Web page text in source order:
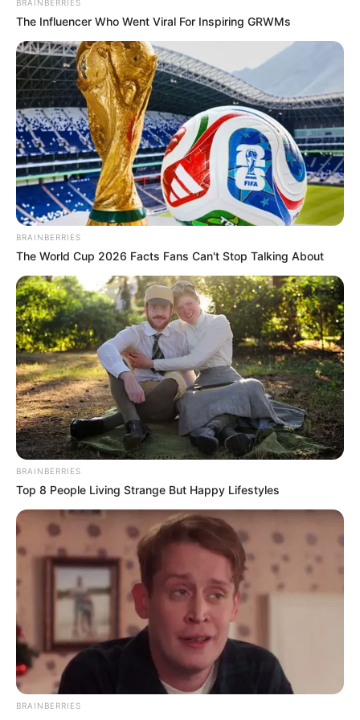
Casalimpia S.A. tiene60 vacantes para operarios de
aseo, disponibles tanto para personas con como sin
experiencia. La cita es en laAvenida El Dorado (calle 26)
#100-80 , de8:00 a. m. a 12:00 m.
Martes 8 de julio: vacantes en Suba con
experiencia previa
En la localidad de Suba,Listos S.A.S.abre más de 100
oportunidades laborales, todas con requisitos de
experiencia:
20 auxiliares de elaboración hornos, con al menos
12 meses de experienciacomo horneros.
50 auxiliares de cocina, con mínimo6 meses de
experiencia certificada y reciente
50 operarios de producción
, también con6 meses
de experiencia reciente en producción o empaque.
Estas tres convocatorias serán en la carrera 47 #100-42,
barrio Las Margaritas, a partir de las8:00 a. m., con
registro previo en líneaa través del formulario:
https://forms.gle/Jhi38DFm7VR3iBRS7
Le puede interesar:Vigilantes recibirán una mejor
quincena: ley los puso a ganar más plata
¿Qué debe tener en cuenta si va a
asistir?
Quienes deseen participar deben llevardocumento de
identidad y hoja de vida impresa
. Estas ferias permiten
aplicar directamente a los empleos sin intermediarios ni
procesos extensos.
Además, se recomienda seguir el canal oficial deEmpleo
BRAINBERRIES
The Influencer Who Went Viral For Inspiring GRWMs
BRAINBERRIES
The World Cup 2026 Facts Fans Can't Stop Talking About
BRAINBERRIES
Top 8 People Living Strange But Happy Lifestyles
BRAINBERRIES